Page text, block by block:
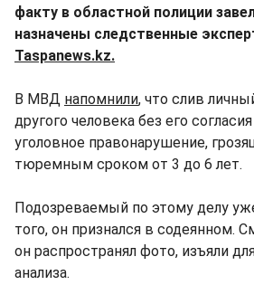
факту в областной полиции
назначены следственные
Taspanews.kz.
В МВД напомнили, что слив
другого человека без его
уголовное правонарушение,
тюремным сроком от 3 до 6 лет.
Подозреваемый по этому делу
того, он признался в содеянном.
он распространял фото, изъяли
анализа.